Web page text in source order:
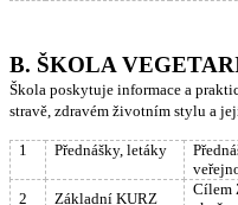
B. ŠKOLA
Škola poskytuje informace a
stravě, zdravém životním stylu a
1 Přednášky, letáky
2
Základní KURZ
Cílem